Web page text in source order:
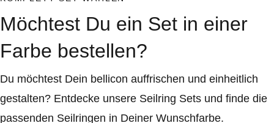
Möchtest Du ein Set in einer
Farbe bestellen?
Du möchtest Dein bellicon auffrischen und einheitlich
gestalten? Entdecke unsere Seilring Sets und finde die
passenden Seilringen in Deiner Wunschfarbe.